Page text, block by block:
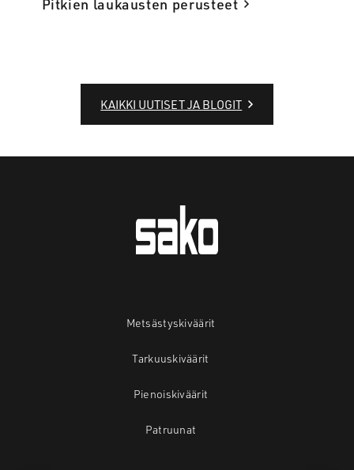
Pitkien laukausten perusteet
KAIKKI UUTISET JA BLOGIT
Metsästyskiväärit
Tarkuuskiväärit
Pienoiskiväärit
Patruunat